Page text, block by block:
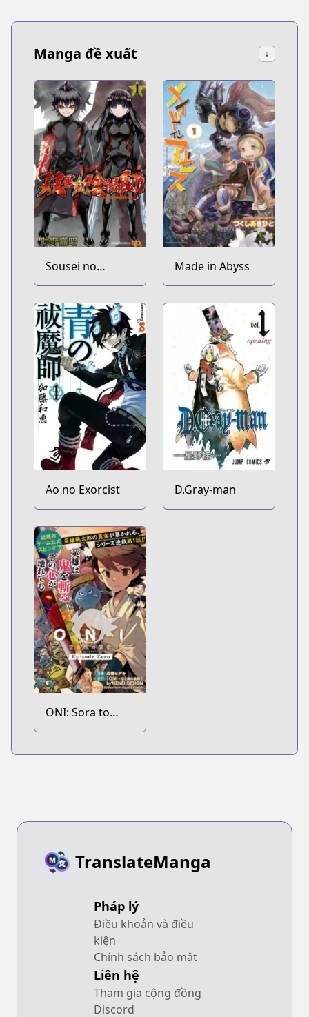
Manga đề xuất ↓
Sousei no
Onmyouji
Made in Abyss
Ao no Exorcist D.Gray-man
ONI: Sora to
Kaze no Elegy
TranslateManga
Pháp lý
Điều khoản và điều
kiện
Chính sách bảo mật
Liên hệ
Tham gia cộng đồng
Discord